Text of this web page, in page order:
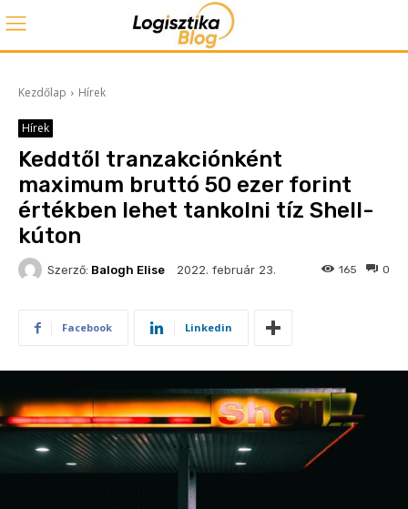
Kezdőlap Hírek
Hírek
Keddtől tranzakciónként
maximum bruttó 50 ezer forint
értékben lehet tankolni tíz Shell-
kúton
Szerző: Balogh Elise 2022. február 23. 0
165
Facebook Linkedin